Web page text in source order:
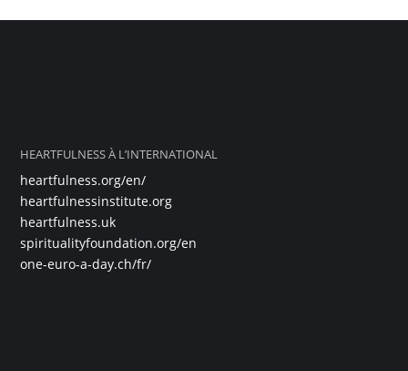
HEARTFULNESS À L’INTERNATIONAL
heartfulness.org/en/
heartfulnessinstitute.org
heartfulness.uk
spiritualityfoundation.org/en
one-euro-a-day.ch/fr/